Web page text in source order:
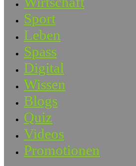
Sport
Leben
Spass
Digital
Wissen
Blogs
Quiz
Videos
Promotionen